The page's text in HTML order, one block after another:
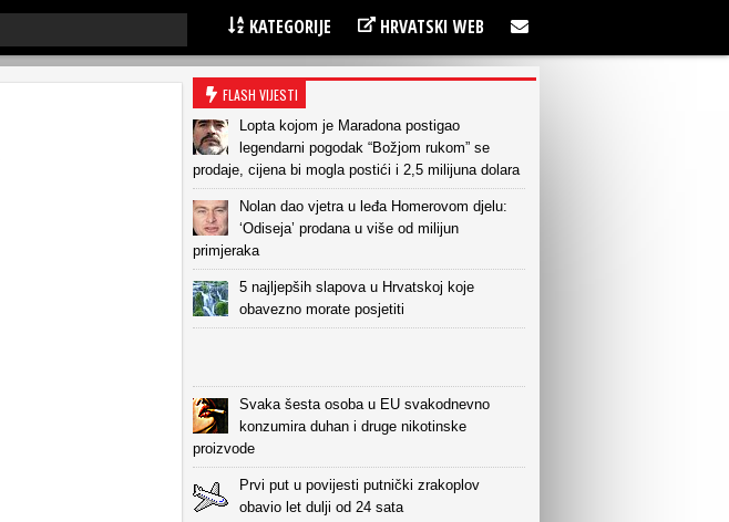
KATEGORIJE HRVATSKI WEB
FLASH VIJESTI
Lopta kojom je Maradona postigao
legendarni pogodak “Božjom rukom” se
prodaje, cijena bi mogla postići i 2,5 milijuna dolara
Nolan dao vjetra u leđa Homerovom djelu:
‘Odiseja’ prodana u više od milijun
primjeraka
5 najljepših slapova u Hrvatskoj koje
obavezno morate posjetiti
Svaka šesta osoba u EU svakodnevno
konzumira duhan i druge nikotinske
proizvode
Prvi put u povijesti putnički zrakoplov
obavio let dulji od 24 sata